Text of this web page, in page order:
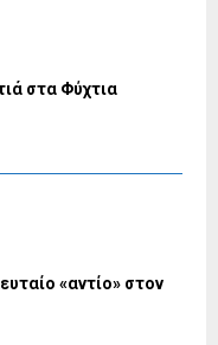
στα Φύχτια
«αντίο» στον